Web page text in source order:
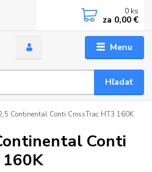
Menu
Hľadať
0 ks
za 0,00 €
Continental Conti CrossTrac HT3 160K
Conti